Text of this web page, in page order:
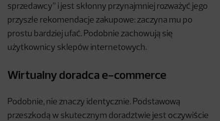
sprzedawcy” i jest skłonny przynajmniej rozważyć jego
przyszłe rekomendacje zakupowe: zaczyna mu po
prostu bardziej ufać. Podobnie zachowują się
użytkownicy sklepów internetowych.
Wirtualny doradca e-commerce
Podobnie, nie znaczy identycznie. Podstawową
przeszkodą w skutecznym doradztwie jest oczywiście